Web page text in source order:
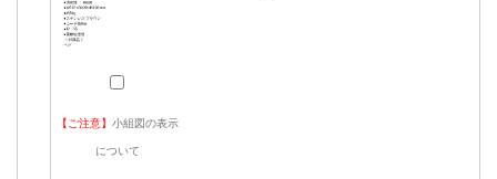
【ご注意】 小組図の表示
について